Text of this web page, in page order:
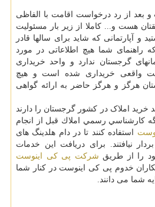
از رد درخواست اقامت با الفاظی
هست و... کاملا از زیر بار مسئولیت
و آپارتمانی که شاید برای سالها قادر
راهنمای شما هیچ اطلاعاتی در مورد
گرجستان ندارد و واحد خریداری
واقعی خریداری شده است و هیچ
هرگز و هرگز حاضر به ارائه گواهی
املاک در کشور گرجستان را دارند
كارشناسي رسمي املاك قبل از انجام
استفاده کنند تا در دام هلدینگ های
نیافتند. برای دریافت این خدمات
را از طریق شرکت پی کی اینوست
خدوم پی کی اینوست در کنار شما
شما می دانند.